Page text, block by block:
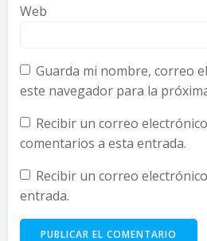
Web
Guarda mi nombre, correo
este navegador para la
Recibir un correo
comentarios a esta entrada.
Recibir un correo
entrada.